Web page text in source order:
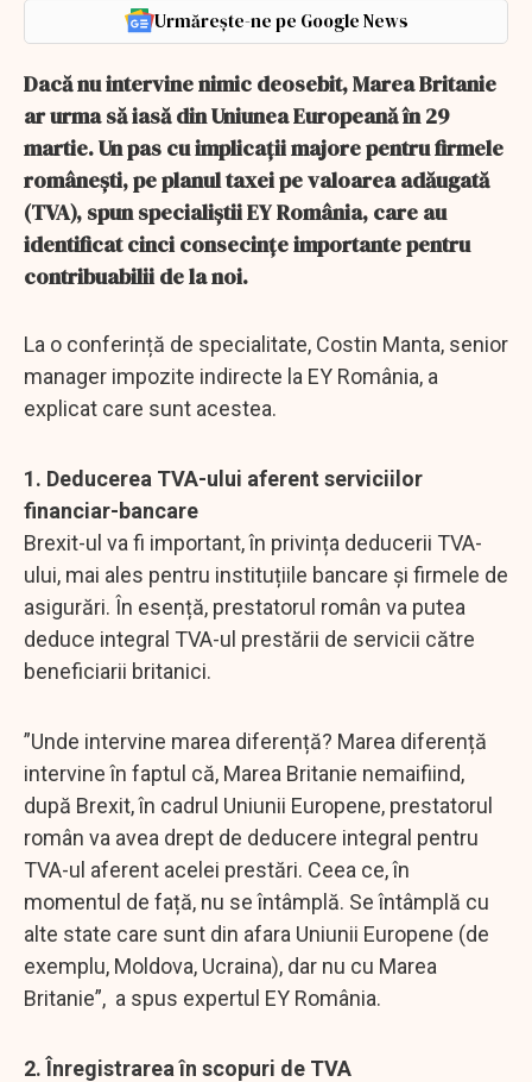
Urmărește-ne pe Google News
Dacă nu intervine nimic deosebit, Marea Britanie
ar urma să iasă din Uniunea Europeană în 29
martie. Un pas cu implicații majore pentru firmele
românești, pe planul taxei pe valoarea adăugată
(TVA), spun specialiștii EY România, care au
identificat cinci consecințe importante pentru
contribuabilii de la noi.
La o conferință de specialitate, Costin Manta, senior
manager impozite indirecte la EY România, a
explicat care sunt acestea.
1. Deducerea TVA-ului aferent serviciilor
financiar-bancare
Brexit-ul va fi important, în privința deducerii TVA-
ului, mai ales pentru instituțiile bancare și firmele de
asigurări. În esență, prestatorul român va putea
deduce integral TVA-ul prestării de servicii către
beneficiarii britanici.
”Unde intervine marea diferență? Marea diferență
intervine în faptul că, Marea Britanie nemaifiind,
după Brexit, în cadrul Uniunii Europene, prestatorul
român va avea drept de deducere integral pentru
TVA-ul aferent acelei prestări. Ceea ce, în
momentul de față, nu se întâmplă. Se întâmplă cu
alte state care sunt din afara Uniunii Europene (de
exemplu, Moldova, Ucraina), dar nu cu Marea
Britanie”, a spus expertul EY România.
2. Înregistrarea în scopuri de TVA